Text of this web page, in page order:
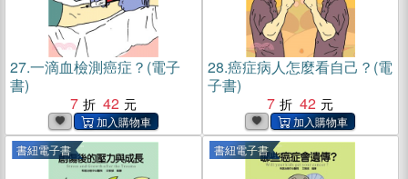
27.一滴血檢測癌症？(電子
書)
7
42
28.癌症病人怎麼看自己？(電
子書)
7
42
書紐電子書 書紐電子書